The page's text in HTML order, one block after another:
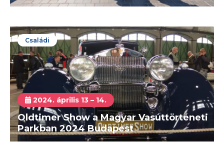
Családi
2024. április 13 – 14.
Oldtimer Show a Magyar Vasúttörténeti
Parkban 2024 Budapest